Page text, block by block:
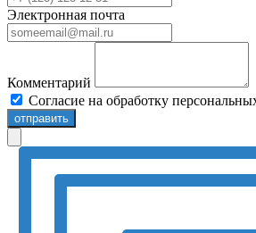
Электронная почта
Комментарий
Согласие на обработку
отправить